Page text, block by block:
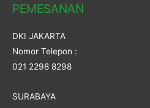
PEMESANAN
DKI JAKARTA
Nomor Telepon :
021 2298 8298
SURABAYA